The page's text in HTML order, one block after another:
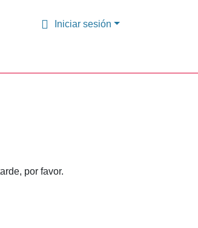
Iniciar sesión
por favor.